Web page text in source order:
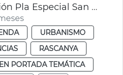
Segunda exposición Pla Especial San Miquel de los Reyes València
URBANISMO
RASCANYA
EN PORTADA TEMÁTICA